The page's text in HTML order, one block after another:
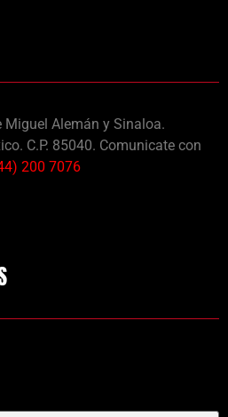
Alemán y Sinaloa.
C.P. 85040. Comunicate con
200 7076